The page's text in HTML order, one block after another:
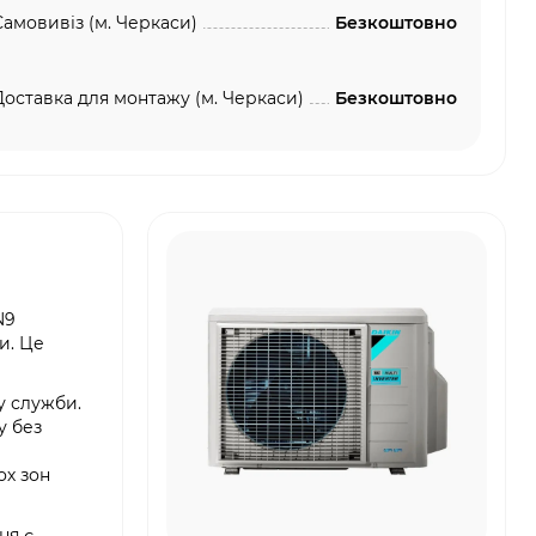
(м. Черкаси) Безкоштовно
для монтажу (м. Черкаси) Безкоштовно
Це
служби.
без
зон